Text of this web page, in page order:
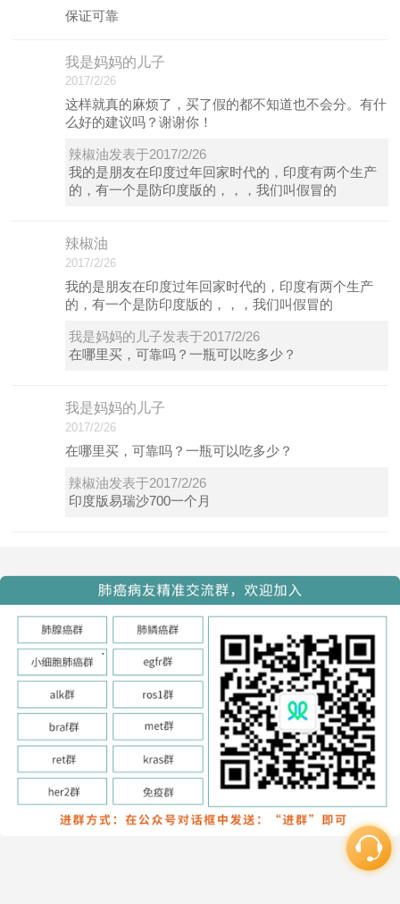
保证可靠
我是妈妈的儿子
2017/2/26
这样就真的麻烦了，买了假的都不知道也不会分。有什
么好的建议吗？谢谢你！
辣椒油发表于2017/2/26
我的是朋友在印度过年回家时代的，印度有两个生产
的，有一个是防印度版的，，，我们叫假冒的
辣椒油
2017/2/26
我的是朋友在印度过年回家时代的，印度有两个生产
的，有一个是防印度版的，，，我们叫假冒的
我是妈妈的儿子发表于2017/2/26
在哪里买，可靠吗？一瓶可以吃多少？
我是妈妈的儿子
2017/2/26
在哪里买，可靠吗？一瓶可以吃多少？
辣椒油发表于2017/2/26
印度版易瑞沙700一个月